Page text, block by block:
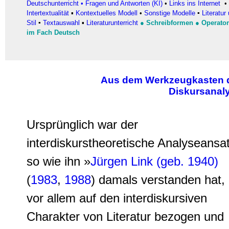
Deutschunterricht • Fragen und Antworten (KI) • Links ins Internet •
Intertextualität ▪ Kontextuelles Modell • Sonstige Modelle ▪ Literatur
Stil ▪ Textauswahl ▪ Literaturunterricht ● Schreibformen ●
im Fach Deutsch
Aus dem Werkzeugkasten
Ursprünglich war der
interdiskurstheoretische
so wie ihn »Jürgen Link (geb. 1940)
(1983, 1988) damals verstanden hat,
vor allem auf den interdiskursiven
Charakter von Literatur bezogen und